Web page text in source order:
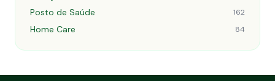
Posto de Saúde 162
Home Care 84